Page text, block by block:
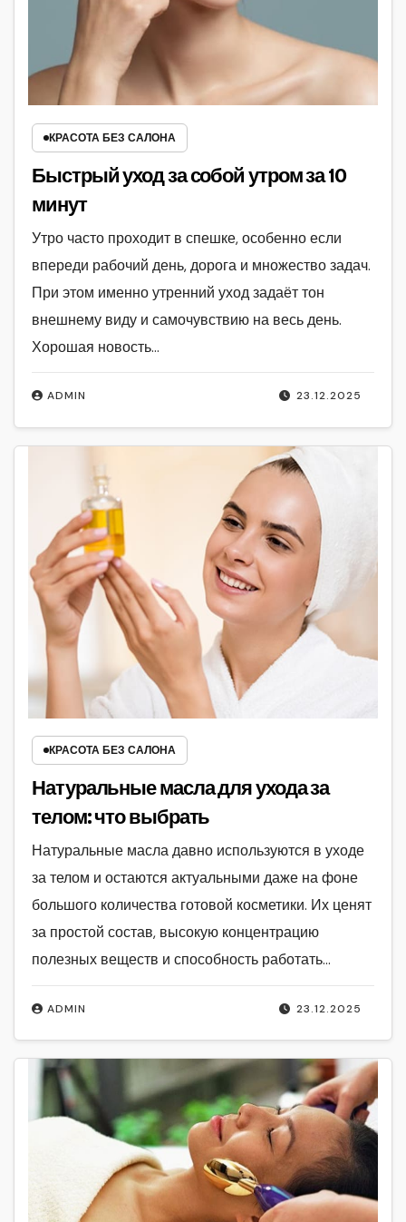
КРАСОТА БЕЗ САЛОНА
Быстрый уход за собой утром за 10
минут
23.12.2025
ADMIN
Утро часто проходит в спешке, особенно если
впереди рабочий день, дорога и множество задач.
При этом именно утренний уход задаёт тон
внешнему виду и самочувствию на весь день.
Хорошая новость…
КРАСОТА БЕЗ САЛОНА
Натуральные масла для ухода за
телом: что выбрать
23.12.2025
ADMIN
Натуральные масла давно используются в уходе
за телом и остаются актуальными даже на фоне
большого количества готовой косметики. Их ценят
за простой состав, высокую концентрацию
полезных веществ и способность работать…